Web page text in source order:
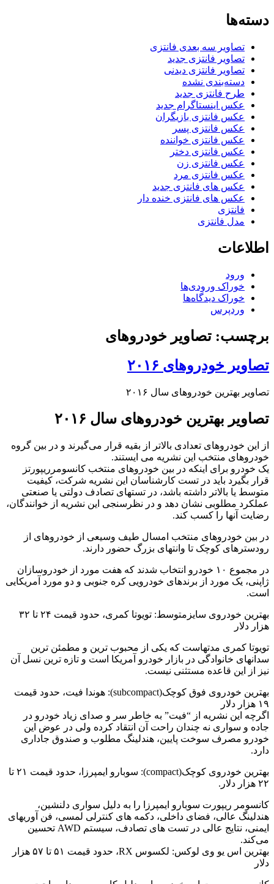
دسته‌ها
تصاویر سه بعدی فانتزی
تصاویر فانتزی جدید
تصاویر فانتزی دیدنی
دسته‌بندی نشده
طرح فانتزی جدید
عکس اینستاگرام جدید
عکس فانتزی بازیگران
عکس فانتزی پسر
عکس فانتزی خواننده
عکس فانتزی دختر
عکس فانتزی زن
عکس فانتزی مرد
عکس های فانتزی جدید
عکس های فانتزی خنده دار
فانتزی
مدل فانتزی
اطلاعات
ورود
خوراک ورودی‌ها
خوراک دیدگاه‌ها
وردپرس
برچسب: تصاویر خودروهای
تصاویر خودروهای ۲۰۱۶
تصاویر بهترین خودروهای سال ۲۰۱۶
تصاویر بهترین خودروهای سال ۲۰۱۶
از این خودروهای تعدادی بالاتر از بقیه قرار می‌گیرند و در بین گروه
خودروهای منتخب این نشریه می ایستند.
یک خودرو برای اینکه در بین خودروهای منتخب کانسومرریپورتز
قرار بگیرد باید در تست کارشناسان این نشریه شرکت، کیفیت
متوسط یا بالاتر داشته باشد، در تستهای تصادف دولتی یا صنعتی
عملکرد مطلوبی نشان دهد و در نظرسنجی این نشریه از خوانندگان،
رضایت آنها را کسب کند.
در بین خودروهای منتخب امسال طیف وسیعی از خودروهای از
رودسترهای کوچک تا وانتهای بزرگ حضور دارند.
در مجموع ۱۰ خودرو انتخاب شدند که هفت مورد از خودروسازان
ژاپنی، یک مورد از برندهای خودرویی کره جنوبی و دو مورد آمریکایی
است.
بهترین خودروی سایزمتوسط: تویوتا کمری، حدود قیمت ۲۴ تا ۳۲
هزار دلار
تویوتا کمری مدتهاست که یکی از محبوب ترین و مطمئن ترین
سدانهای خانوادگی در بازار خودرو آمریکا است و تازه ترین نسل آن
نیز از این قاعده مستثنی نیست.
بهترین خودروی فوق کوچک(subcompact): هوندا فیت، حدود قیمت
۱۹ هزار دلار
اگرچه این نشریه از “فیت” به خاطر سر و صدای زیاد خودرو در
جاده و سواری نه چندان راحت آن انتقاد کرده ولی در عوض این
خودرو مصرف سوخت پایین، هندلینگ مطلوب و صندوق جاداری
دارد.
بهترین خودروی کوچک(compact): سوبارو ایمپرزا، حدود قیمت ۲۱ تا
۲۲ هزار دلار.
کانسومر ریپورت سوبارو ایمپرزا را به دلیل سواری دلنشین،
هندلینگ عالی، فضای داخلی، دکمه های کنترلی لمسی، فن آوریهای
ایمنی، نتایج عالی در تست های تصادف، سیستم AWD تحسین
می‌کند.
بهترین اس یو وی لوکس: لکسوس RX، حدود قیمت ۵۱ تا ۵۷ هزار
دلار